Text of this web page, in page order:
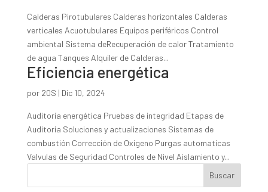
Calderas Pirotubulares Calderas horizontales Calderas
verticales Acuotubulares Equipos periféricos Control
ambiental Sistema deRecuperación de calor Tratamiento
de agua Tanques Alquiler de Calderas...
Eficiencia energética
por 20S | Dic 10, 2024
Auditoria energética Pruebas de integridad Etapas de
Auditoria Soluciones y actualizaciones Sistemas de
combustión Corrección de Oxigeno Purgas automaticas
Valvulas de Seguridad Controles de Nivel Aislamiento y...
Buscar